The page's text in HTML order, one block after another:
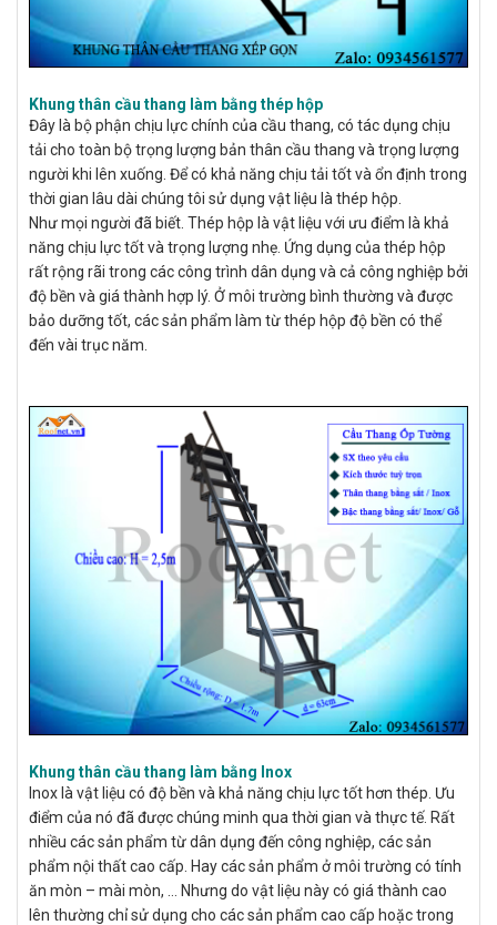
Khung thân cầu thang làm bằng thép hộp
Đây là bộ phận chịu lực chính của cầu thang, có tác dụng chịu
tải cho toàn bộ trọng lượng bản thân cầu thang và trọng lượng
người khi lên xuống. Để có khả năng chịu tải tốt và ổn định trong
thời gian lâu dài chúng tôi sử dụng vật liệu là thép hộp.
Như mọi người đã biết. Thép hộp là vật liệu với ưu điểm là khả
năng chịu lực tốt và trọng lượng nhẹ. Ứng dụng của thép hộp
rất rộng rãi trong các công trình dân dụng và cả công nghiệp bởi
độ bền và giá thành hợp lý. Ở môi trường bình thường và được
bảo dưỡng tốt, các sản phẩm làm từ thép hộp độ bền có thể
đến vài trục năm.
Khung thân cầu thang làm bằng Inox
Inox là vật liệu có độ bền và khả năng chịu lực tốt hơn thép. Ưu
điểm của nó đã được chúng minh qua thời gian và thực tế. Rất
nhiều các sản phẩm từ dân dụng đến công nghiệp, các sản
phẩm nội thất cao cấp. Hay các sản phẩm ở môi trường có tính
ăn mòn – mài mòn, … Nhưng do vật liệu này có giá thành cao
lên thường chỉ sử dụng cho các sản phẩm cao cấp hoặc trong